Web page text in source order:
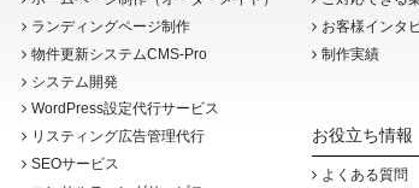
ランディングページ制作
物件更新システムCMS-Pro
システム開発
WordPress設定代行サービス
リスティング広告管理代行
SEOサービス
お客様インタ
制作実績
お役立ち情報
よくある質問